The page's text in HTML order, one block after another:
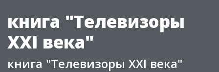
книга "Телевизоры
XXI века"
книга "Телевизоры XXI века"